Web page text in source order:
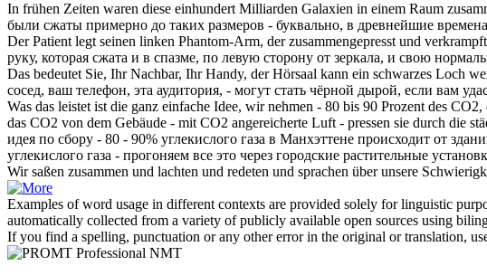
In frühen Zeiten waren diese einhundert Milliarden Galaxien in einem Raum
были сжаты примерно до таких размеров - буквально, в древнейшие
Der Patient legt seinen linken Phantom-Arm, derzusammengepresst und
руку, которая сжата и в спазме, по левую сторону от зеркала, и свою
Das bedeutet Sie, Ihr Nachbar, Ihr Handy, der Hörsaal kann ein schwarzes Loch
сосед, ваш телефон, эта аудитория, - могут стать чёрной дырой, если вам
Was das leistet ist die ganz einfache Idee, wir nehmen - 80 bis 90 Prozent des
das CO2 von dem Gebäude - mit CO2 angereicherte Luft - pressen sie durch die
идея по сбору - 80 - 90% углекислого газа в Манхэттене происходит от
углекислого газа - прогоняем все это через городские растительные
Wir saßen zusammen und lachten und redeten und sprachen über unsere
Examples of word usage in different contexts are provided solely for linguistic
automatically collected from a variety of publicly available open sources using
If you find a spelling, punctuation or any other error in the original or translation,